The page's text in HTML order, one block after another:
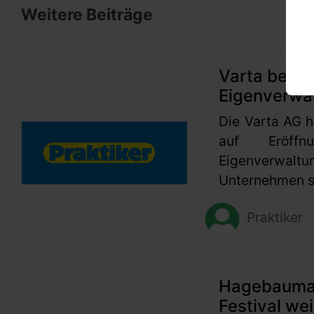
Weitere Beiträge
Varta
Die Varta AG
auf
Unternehmen
Praktiker
Festival